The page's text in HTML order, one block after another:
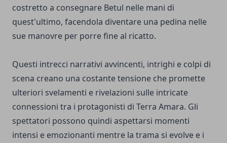
costretto a consegnare Betul nelle mani di
quest'ultimo, facendola diventare una pedina nelle
sue manovre per porre fine al ricatto.
Questi intrecci narrativi avvincenti, intrighi e colpi di
scena creano una costante tensione che promette
ulteriori svelamenti e rivelazioni sulle intricate
connessioni tra i protagonisti di Terra Amara. Gli
spettatori possono quindi aspettarsi momenti
intensi e emozionanti mentre la trama si evolve e i